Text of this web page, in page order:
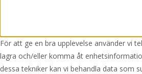
För att ge en bra upplevelse använder vi
lagra och/eller komma åt
dessa tekniker kan vi behandla data som